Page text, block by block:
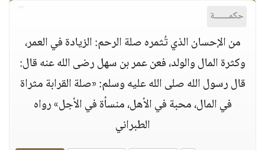
حكمــــــة
من الإحسان الذي تُثمره صلة الرحم: الزيادة في العمر،
وكثرة المال والولد، فعن عمر بن سهل رضى الله عنه قال:
قال رسول الله صلى الله عليه وسلم: «صلة القرابة مثراة
في المال، محبة في الأهل، منسأة في الأجل» رواه
الطبراني